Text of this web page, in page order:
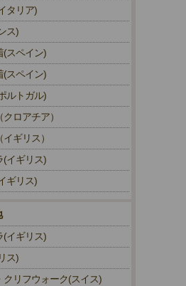
タリア)
ス)
(スペイン)
(スペイン)
ルトガル)
ロアチア）
ギリス）
(イギリス)
ギリス)
(イギリス)
ス)
クリフウォーク(スイス)